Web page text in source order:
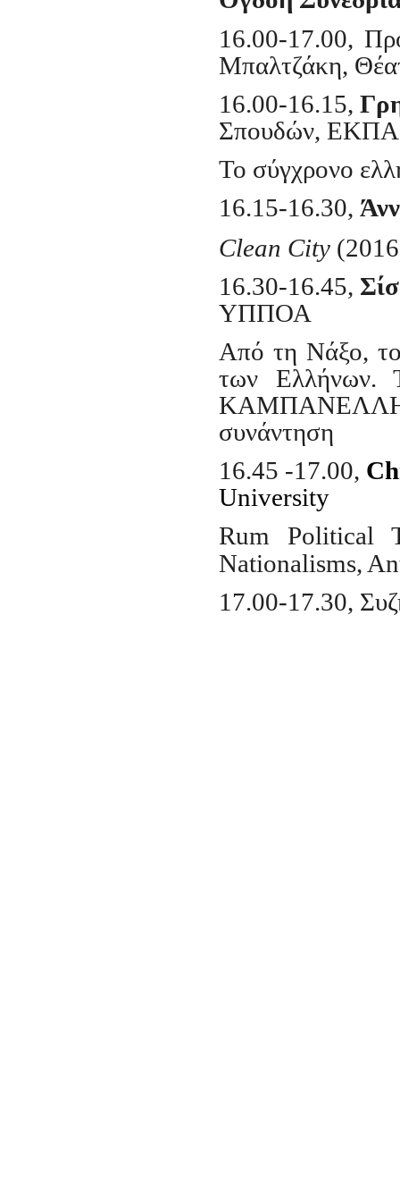
16.00-17.00,
Μπαλτζάκη,
16.00-16.15,
Σπουδών, ΕΚΠΑ
Το σύγχρονο
1 6.15-1 6.30,
Clean City
16.30-16.45,
ΥΠΠΟΑ
Από τη Νάξο,
των Ελλήνων.
ΚΑΜΠΑΝΕΛΛΗΣ»
συνάντηση
16.45 -17.00,
University
Rum Political
Nationalisms,
17.00-17.30,